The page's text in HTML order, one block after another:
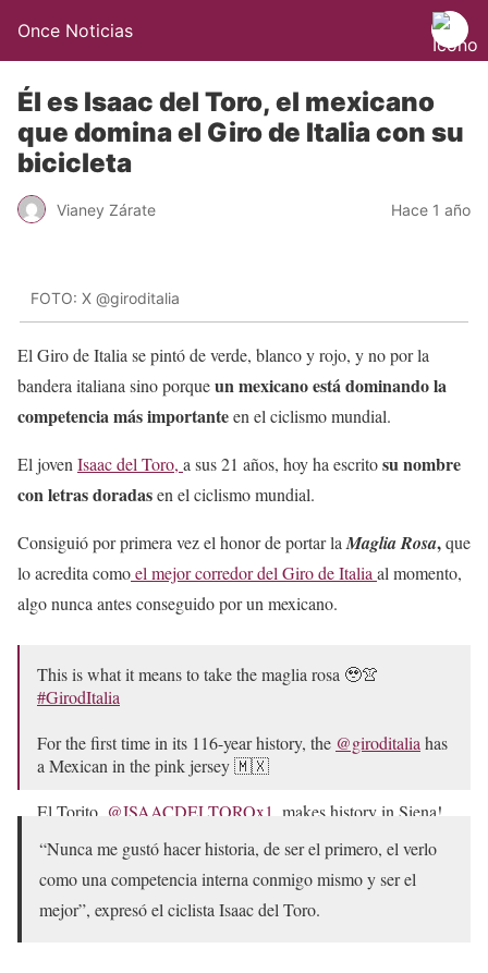
Once Noticias
Él es Isaac del Toro, el mexicano
que domina el Giro de Italia con su
bicicleta
Vianey Zárate Hace 1 año
FOTO: X @giroditalia
El Giro de Italia se pintó de verde, blanco y rojo, y no por la
bandera italiana sino porqueun mexicano está dominando la
competencia más importanteen el ciclismo mundial.
El joven Isaac del Toro, a sus 21 años, hoy ha escritosu nombre
con letras doradasen el ciclismo mundial.
Consiguió por primera vez el honor de portar la Maglia Rosa,que
lo acredita comoel mejor corredor del Giro de Italia al momento,
algo nunca antes conseguido por un mexicano.
This is what it means to take the maglia rosa 🥹👚
#GirodItalia
For the first time in its 116-year history, the @giroditalia has
a Mexican in the pink jersey 🇲🇽
El Torito, @ISAACDELTOROx1 , makes history in Siena!
— @UAE-TeamEmirates (@TeamEmiratesUAE)May 18,
“Nunca me gustó hacer historia, de ser el primero, el verlo
como una competencia interna conmigo mismo y ser el
mejor”, expresó el ciclista Isaac del Toro.